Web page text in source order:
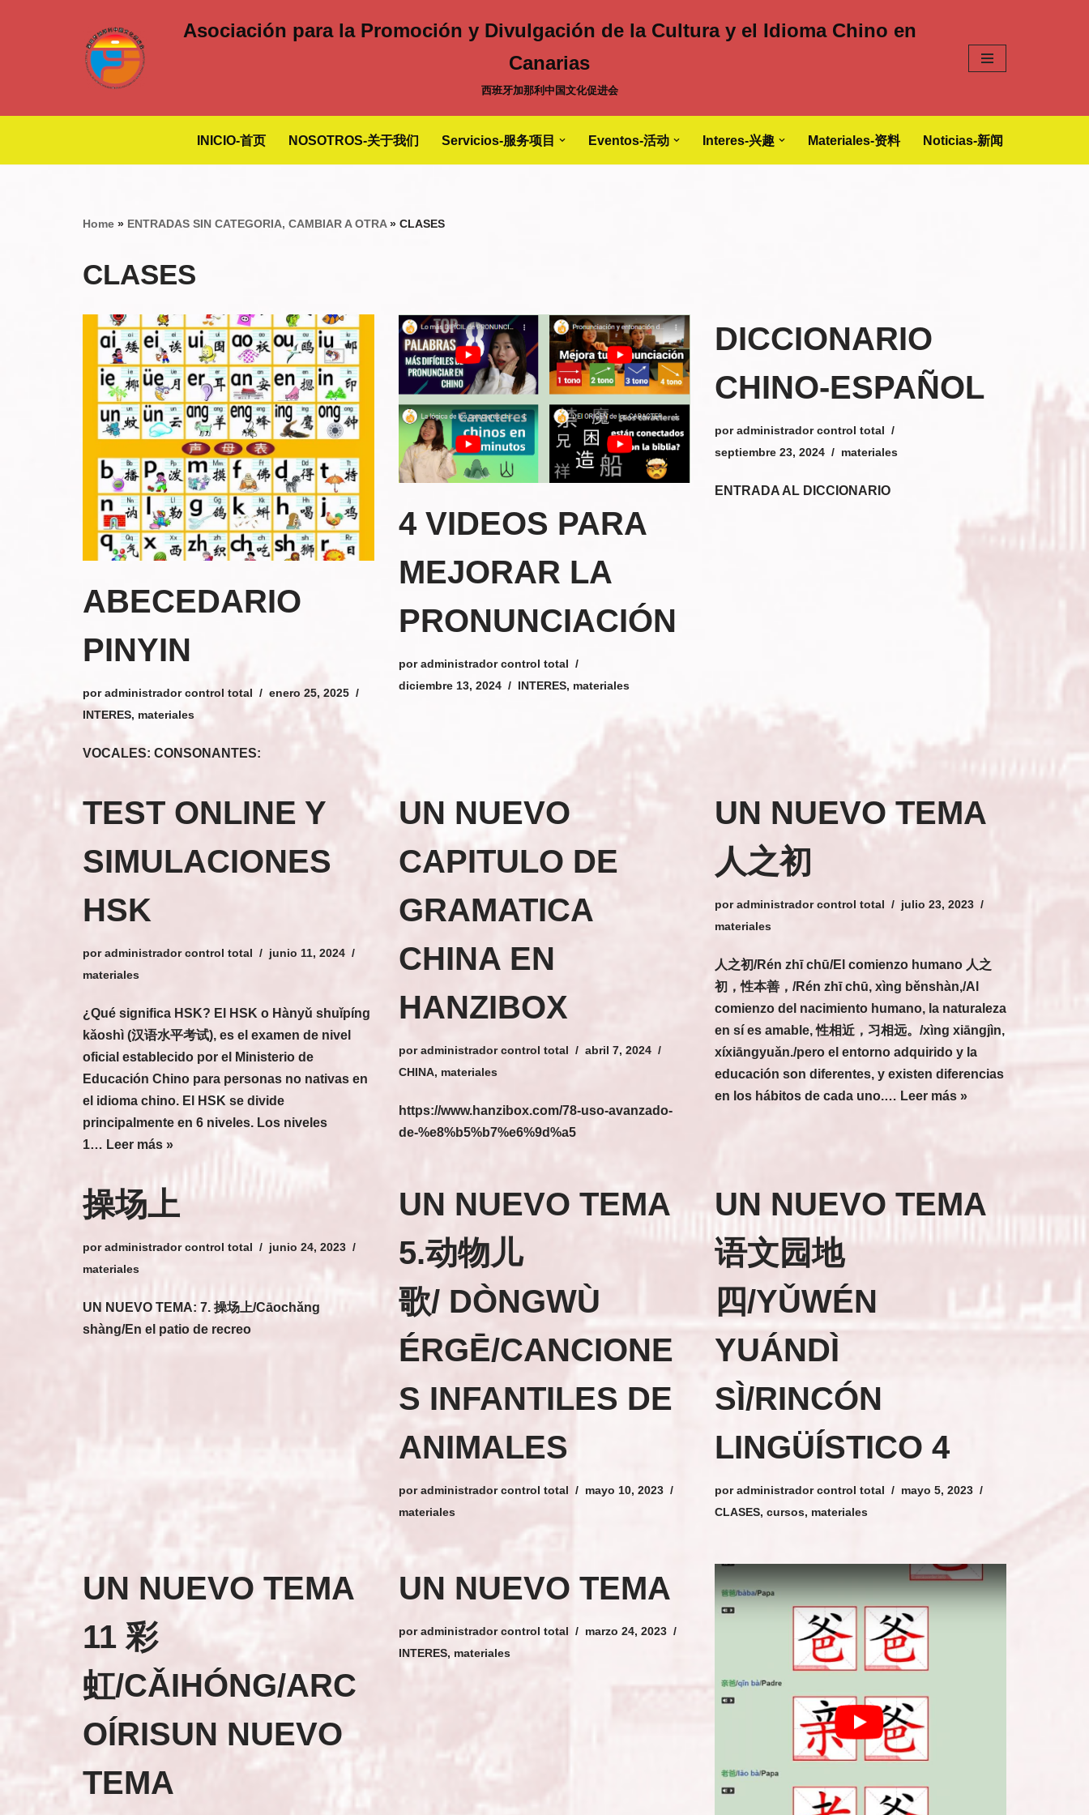
Asociación para la Promoción y Divulgación de la Cultura y el Idioma Chino en
Canarias
西班牙加那利中国文化促进会
INICIO-首页 NOSOTROS-关于我们 Servicios-服务项目 Eventos-活动 Interes-兴趣 Materiales-资料 Noticias-新闻
Home » ENTRADAS SIN CATEGORIA, CAMBIAR A OTRA» CLASES
CLASES
ABECEDARIO
PINYIN
poradministrador control total
enero 25, 2025
INTERES, materiales
VOCALES: CONSONANTES:
4 VIDEOS PARA
MEJORAR LA
PRONUNCIACIÓN
poradministrador control total
diciembre 13, 2024
INTERES, materiales
DICCIONARIO
CHINO-ESPAÑOL
poradministrador control total
septiembre 23, 2024
materiales
ENTRADA AL DICCIONARIO
TEST ONLINE Y
SIMULACIONES
HSK
poradministrador control total
junio 11, 2024
materiales
¿Qué significa HSK? El HSK o Hànyǔ shuǐpíng
kǎoshì (汉语水平考试), es el examen de nivel
oficial establecido por el Ministerio de
Educación Chino para personas no nativas en
el idioma chino. El HSK se divide
principalmente en 6 niveles. Los niveles
1… Leer más »
UN NUEVO
CAPITULO DE
GRAMATICA
CHINA EN
HANZIBOX
poradministrador control total
abril 7, 2024
CHINA, materiales
https://www.hanzibox.com/78-uso-avanzado-
de-%e8%b5%b7%e6%9d%a5
UN NUEVO TEMA
人之初
poradministrador control total
julio 23, 2023
materiales
人之初/Rén zhī chū/El comienzo humano 人之
初，性本善，/Rén zhī chū, xìng běnshàn,/Al
comienzo del nacimiento humano, la naturaleza
en sí es amable, 性相近，习相远。/xìng xiāngjìn,
xíxiāngyuǎn./pero el entorno adquirido y la
educación son diferentes, y existen diferencias
en los hábitos de cada uno.… Leer más »
操场上
poradministrador control total
junio 24, 2023
materiales
UN NUEVO TEMA: 7. 操场上/Cāochǎng
shàng/En el patio de recreo
UN NUEVO TEMA
5.动物儿
歌/ DÒNGWÙ
ÉRGĒ/CANCIONE
S INFANTILES DE
ANIMALES
poradministrador control total
mayo 10, 2023
materiales
UN NUEVO TEMA
语文园地
四/YǓWÉN
YUÁNDÌ
SÌ/RINCÓN
LINGÜÍSTICO 4
poradministrador control total
mayo 5, 2023
CLASES, cursos, materiales
UN NUEVO TEMA
11 彩
虹/CǍIHÓNG/ARC
OÍRISUN NUEVO
TEMA
UN NUEVO TEMA
poradministrador control total
marzo 24, 2023
INTERES, materiales